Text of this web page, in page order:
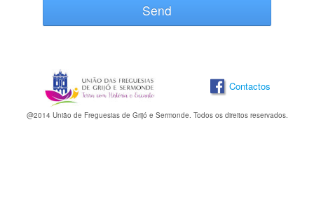
Send
Contactos
@2014 União de Freguesias de Grijó e Sermonde. Todos os direitos reservados.